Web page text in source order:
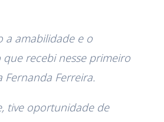
a amabilidade e o
recebi nesse primeiro
Ferreira.
tive oportunidade de